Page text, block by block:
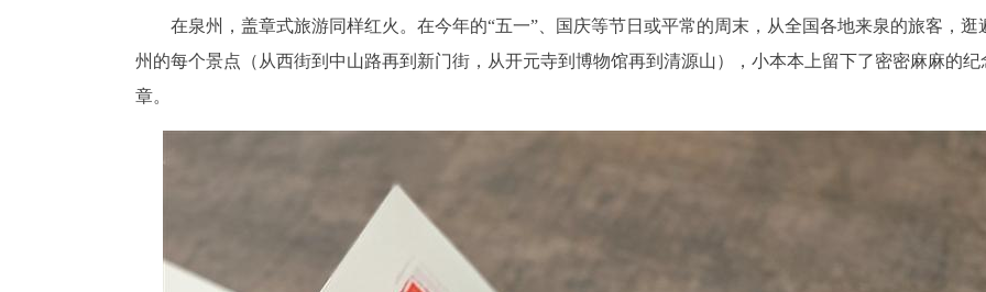
在泉州，盖章式旅游同样红火。在今年的“五一”、国庆等节日或平常的周末，从全国各地来泉的旅客，逛
州的每个景点（从西街到中山路再到新门街，从开元寺到博物馆再到清源山），小本本上留下了密密麻麻的纪
章。